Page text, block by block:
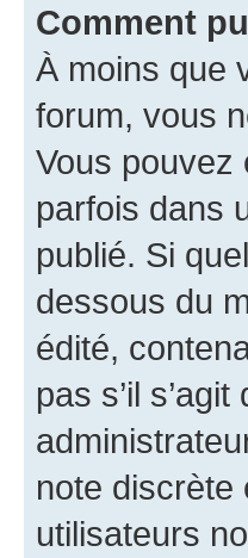
Comment
À moins que
forum, vous
Vous pouvez
parfois dans
publié. Si
dessous du
édité,
pas s’il
note discrète
utilisateurs